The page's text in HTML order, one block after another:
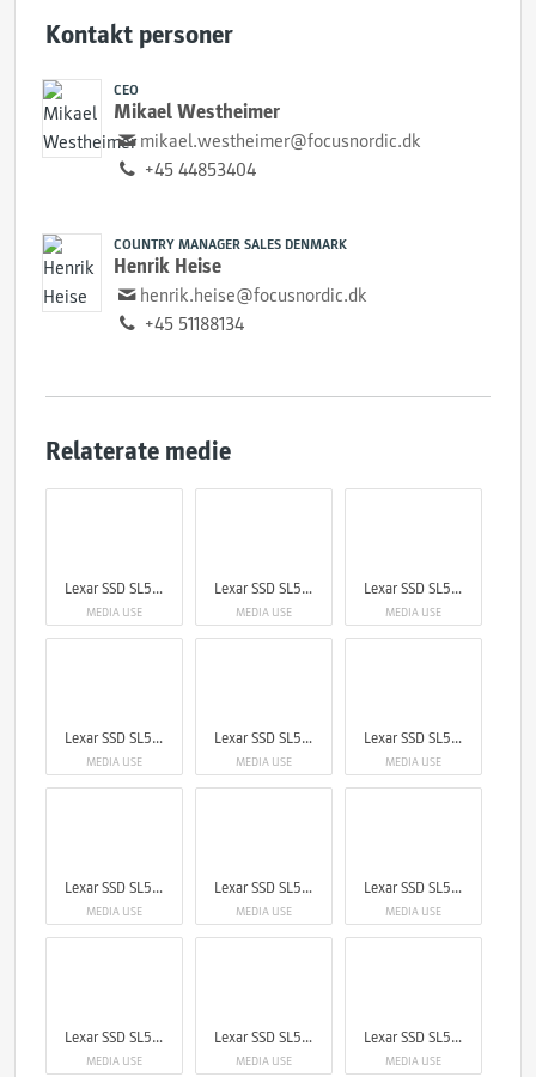
Kontakt personer
CEO
Mikael Westheimer
mikael.westheimer@focusnordic.dk
+45 44853404
COUNTRY MANAGER SALES DENMARK
Henrik Heise
henrik.heise@focusnordic.dk
+45 51188134
Relaterate medie
Lexar SSD SL500
MEDIA USE
Lexar SSD SL500
MEDIA USE
Lexar SSD SL500
MEDIA USE
Lexar SSD SL500
MEDIA USE
Lexar SSD SL500
MEDIA USE
Lexar SSD SL500
MEDIA USE
Lexar SSD SL500
MEDIA USE
Lexar SSD SL500
MEDIA USE
Lexar SSD SL500
MEDIA USE
Lexar SSD SL500
MEDIA USE
Lexar SSD SL500
MEDIA USE
Lexar SSD SL500
MEDIA USE